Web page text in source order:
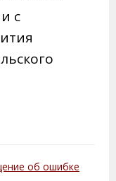
с
об ошибке